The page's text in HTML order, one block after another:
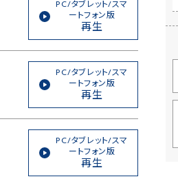
PC/タブレット/スマ
ートフォン版
再生
PC/タブレット/スマ
ートフォン版
再生
PC/タブレット/スマ
ートフォン版
再生